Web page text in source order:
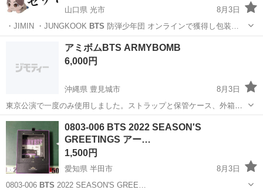
山口県 光市
8月3日
・JIMIN ・JUNGKOOK BTS 防弾少年団 オンラインで獲得し包装…
おもちゃ
アミボムBTS ARMYBOMB
6,000円
沖縄県 豊見城市
8月3日
東京公演で一度のみ使用しました。ストラップと保管ケース、外箱付
き沖縄 豊見城市
0803-006 BTS 2022 SEASON'S
GREETINGS アー…
1,500円
愛知県 半田市
8月3日
0803-006 BTS 2022 SEASON'S GREE…